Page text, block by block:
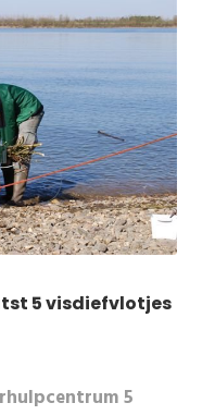
5 visdiefvlotjes
5